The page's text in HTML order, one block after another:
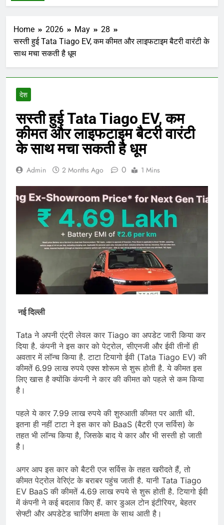
Home 2026 May
28
सस्ती हुई Tata Tiago EV, कम कीमत और लाइफटाइम बैटरी वारंटी के
साथ मचा सकती है धूम
देश
सस्ती हुई Tata Tiago EV, कम
कीमत और लाइफटाइम बैटरी वारंटी
के साथ मचा सकती है धूम
Admin 2 Months Ago 0 1 Mins
नई दिल्ली
Tata ने अपनी एंट्री लेवल कार Tiago का अपडेट जारी किया कर
दिया है. कंपनी ने इस कार को पेट्रोल, सीएनजी और ईवी तीनों ही
अवतार में लॉन्च किया है. टाटा टियागो ईवी (Tata Tiago EV) की
कीमतें 6.99 लाख रुपये एक्स शोरूम से शुरू होती है. ये कीमत इस
लिए खास है क्योंकि कंपनी ने कार की कीमत को पहले से कम किया
है।
पहले ये कार 7.99 लाख रुपये की शुरुआती कीमत पर आती थी.
इतना ही नहीं टाटा ने इस कार को BaaS (बैटरी एज सर्विस) के
तहत भी लॉन्च किया है, जिसके बाद ये कार और भी सस्ती हो जाती
है।
अगर आप इस कार को बैटरी एज सर्विस के तहत खरीदते हैं, तो
कीमत पेट्रोल वेरिएंट के बराबर पहुंच जाती है. यानी Tata Tiago
EV BaaS की कीमतें 4.69 लाख रुपये से शुरू होती है. टियागो ईवी
में कंपनी ने कई बदलाव किए हैं. कार डुअल टोन इंटीरियर, बेहतर
सेफ्टी और अपडेटेड चार्जिंग क्षमता के साथ आती है।